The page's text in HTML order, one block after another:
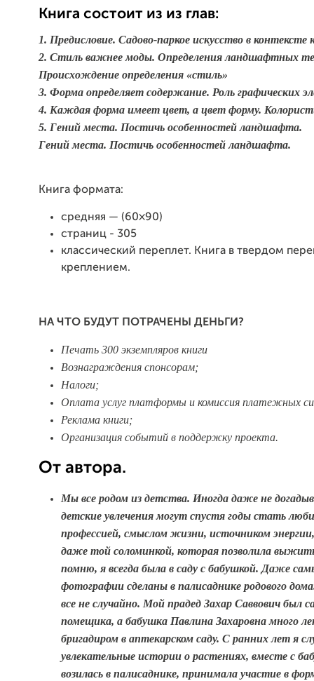
Книга состоит из из глав:
1. Предисловие. Садово-паркое искусство в контексте
2. Стиль важнее моды. Определения ландшафтных
Происхождение определения «стиль»
3. Форма определяет содержание. Роль графических
4. Каждая форма имеет цвет, а цвет форму.
5. Гений места. Постичь особенностей ландшафта.
Гений места. Постичь особенностей ландшафта.
Книга формата:
средняя — (60×90)
страниц - 305
классический переплет. Книга в твердом
креплением.
НА ЧТО БУДУТ ПОТРАЧЕНЫ ДЕНЬГИ?
Печать 300 экземпляров книги
Вознаграждения спонсорам;
Налоги;
Оплата услуг платформы и комиссия платежных
Реклама книги;
Организация событий в поддержку проекта.
От автора.
Мы все родом из детства. Иногда даже не
детские увлечения могут спустя годы стать
профессией, смыслом жизни, источником
даже той соломинкой, которая позволила
помню, я всегда была в саду с бабушкой. Даже
фотографии сделаны в палисаднике родового
все не случайно. Мой прадед Захар Саввович был
помещика, а бабушка Павлина Захаровна много
бригадиром в аптекарском саду. С ранних лет я
увлекательные истории о растениях, вместе с
возилась в палисаднике, принимала участие в